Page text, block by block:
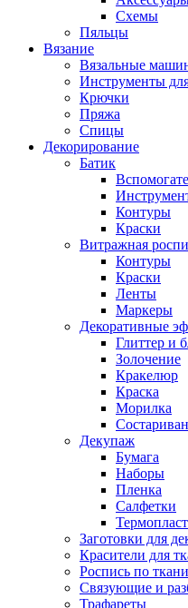
Схемы
Пяльцы
Вязание
Вязальные
Инструменты
Крючки
Пряжа
Спицы
Декорирование
Батик
Контуры
Краски
Витражная
Контуры
Краски
Ленты
Маркеры
Декоративные
Глиттер и
Золочение
Кракелюр
Краска
Морилка
Декупаж
Бумага
Наборы
Пленка
Салфетки
Заготовки для
Красители для
Роспись по ткани
Связующие и
Трафареты